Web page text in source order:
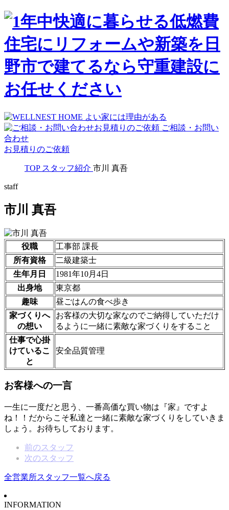
ご相談・お問い
合わせ
お見積りのご依頼
TOP スタッフ紹介 市川 真吾
staff
市川 真吾
役職
工事部 課長
所有資格
二級建築士
生年月日
1981年10月4日
出身地
東京都
趣味
昼ごはんの食べ歩き
家づくりへ
の想い
お客様の大切な家なのでご納得していただけ
るように一緒に素敵な家づくりをすること
仕事で心掛
けているこ
と
安全品質管理
お客様への一言
一生に一度だと思う、一番高価な買い物は『家』ですよ
ね！！だからこそ私達と一緒に素敵な家づくりをしていきま
しょう。お待ちしております。
前のスタッフ
次のスタッフ
全営業所スタッフ一覧へ戻る
INFORMATION